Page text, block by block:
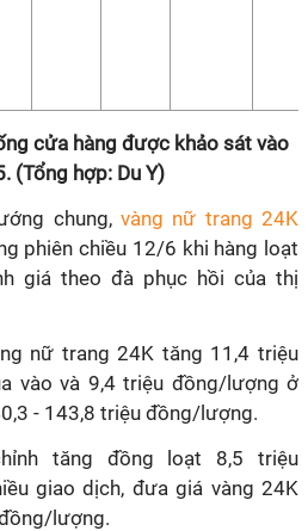
cửa hàng được khảo sát vào
(Tổng hợp: Du Y)
chung, vàng nữ trang 24K
phiên chiều 12/6 khi hàng loạt
giá theo đà phục hồi của thị
nữ trang 24K tăng 11,4 triệu
vào và 9,4 triệu đồng/lượng ở
- 143,8 triệu đồng/lượng.
tăng đồng loạt 8,5 triệu
giao dịch, đưa giá vàng 24K
lượng.